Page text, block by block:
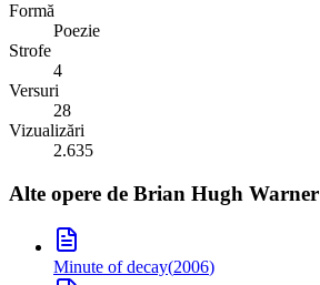
Formă
Poezie
Strofe
4
Versuri
28
Vizualizări
2.635
Alte opere de Brian Hugh Warner
Minute of decay(2006)